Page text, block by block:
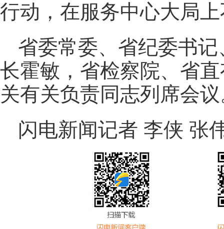
行动，在服务中心大局
省委常委、省纪委书
长霍敏，省检察院、省
关有关负责同志列席会
闪电新闻记者 李侠 张